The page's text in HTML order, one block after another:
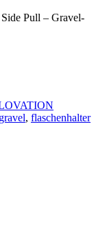
Pull – Gravel-
, flaschenhalter